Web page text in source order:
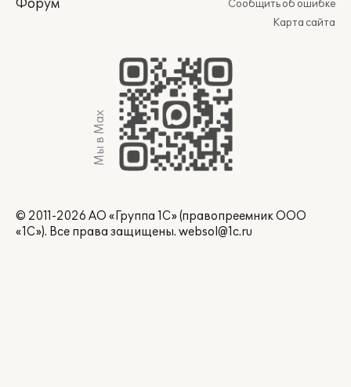
Форум
Сообщить об ошибке
Карта сайта
Мы в Max
© 2011-2026 АО «Группа 1С» (правопреемник ООО
«1С»). Все права защищены. websol@1c.ru